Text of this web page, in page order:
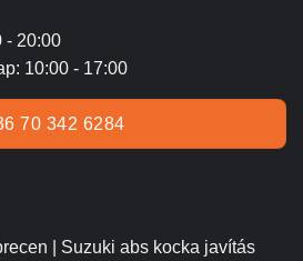
- 20:00
10:00 - 17:00
70 342 6284
| Suzuki abs kocka javítás